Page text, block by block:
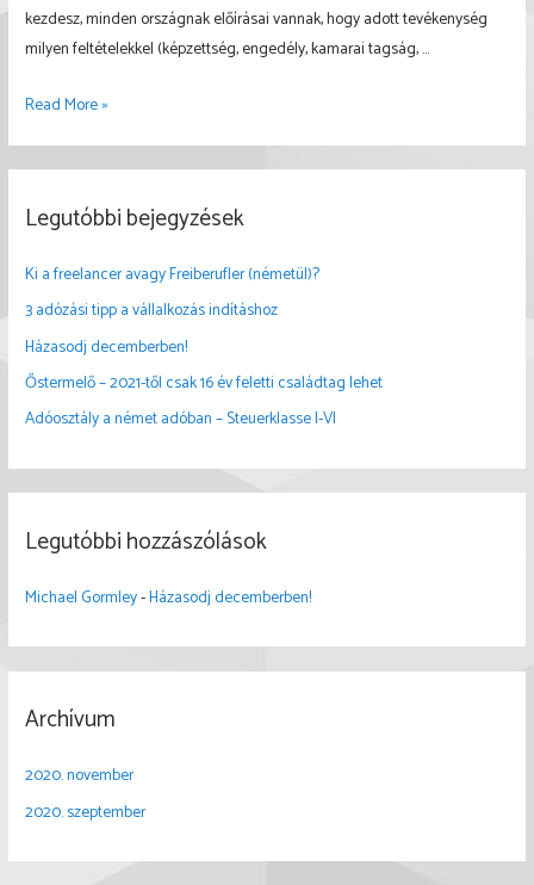
kezdesz, minden országnak előírásai vannak, hogy adott tevékenység
milyen feltételekkel (képzettség, engedély, kamarai tagság, …
3
tipp
vállalkozás
Read More »
Legutóbbi bejegyzések
Ki a freelancer avagy Freiberufler (németül)?
3 adózási tipp a vállalkozás indításhoz
Házasodj decemberben!
Őstermelő – 2021-től csak 16 év feletti családtag lehet
Adóosztály a német adóban – Steuerklasse I-VI
Legutóbbi hozzászólások
Michael Gormley-Házasodj decemberben!
Archívum
2020. november
2020. szeptember